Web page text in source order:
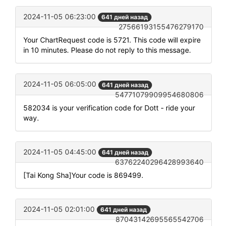
2024-11-05 06:23:00 641 дней назад
27566193155476279170
Your ChartRequest code is 5721. This code will expire
in 10 minutes. Please do not reply to this message.
2024-11-05 06:05:00 641 дней назад
54771079909954680806
582034 is your verification code for Dott - ride your
way.
2024-11-05 04:45:00 641 дней назад
63762240296428993640
[Tai Kong Sha]Your code is 869499.
2024-11-05 02:01:00 641 дней назад
87043142695565542706